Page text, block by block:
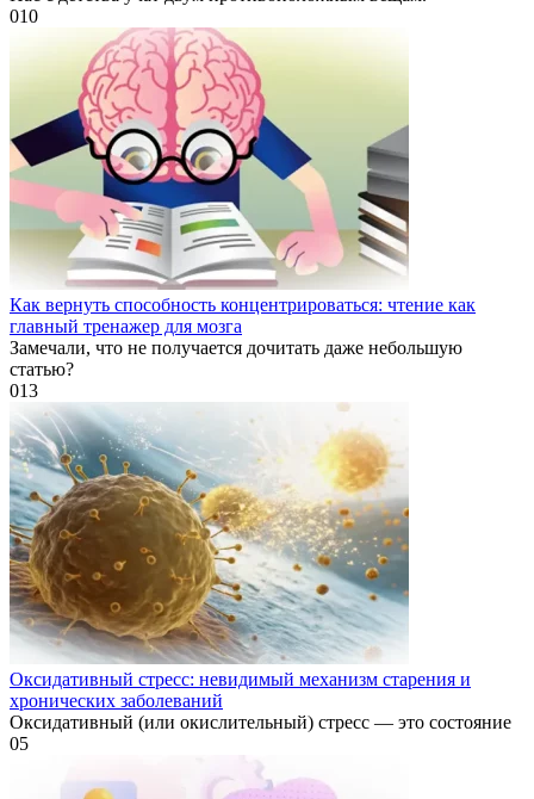
010
Как вернуть способность концентрироваться: чтение как
главный тренажер для мозга
Замечали, что не получается дочитать даже небольшую
статью?
013
Оксидативный стресс: невидимый механизм старения и
хронических заболеваний
Оксидативный (или окислительный) стресс — это состояние
05